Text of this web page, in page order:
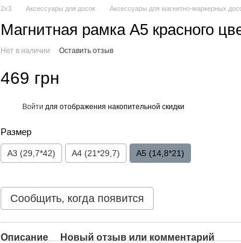
2х3 Аксессуары для досок Аксессуары для магнитно-маркерных
Магнитная рамка А5 красного
Нет в наличии Оставить отзыв
469 грн
Войти для отображения накопительной скидки
Размер
A3 (29,7*42) A4 (21*29,7) A5 (14,8*21)
Сообщить, когда появится
Описание
Новый отзыв или комментарий